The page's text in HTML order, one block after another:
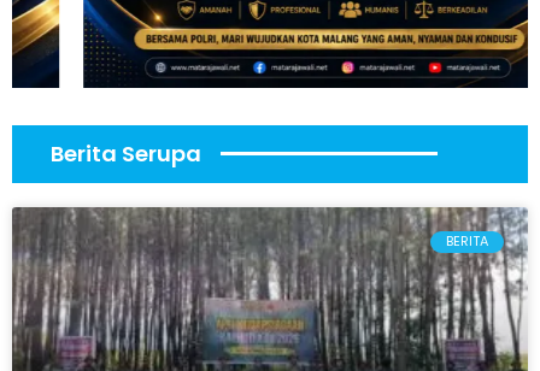
Berita Serupa
BERITA